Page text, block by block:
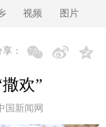
视频 图片
：
欢”
国新闻网